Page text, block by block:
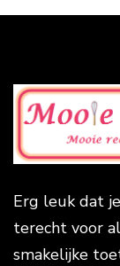
Erg leuk dat
terecht voor
smakelijke